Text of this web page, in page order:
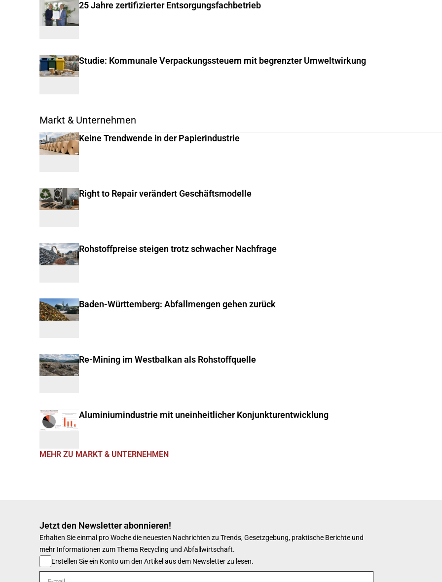
25 Jahre zertifizierter Entsorgungsfachbetrieb
Studie: Kommunale Verpackungssteuern mit begrenzter Umweltwirkung
Markt & Unternehmen
Keine Trendwende in der Papierindustrie
Right to Repair verändert Geschäftsmodelle
Rohstoffpreise steigen trotz schwacher Nachfrage
Baden-Württemberg: Abfallmengen gehen zurück
Re-Mining im Westbalkan als Rohstoffquelle
Aluminiumindustrie mit uneinheitlicher Konjunkturentwicklung
MEHR ZU MARKT & UNTERNEHMEN
Jetzt den Newsletter abonnieren!
Erhalten Sie einmal pro Woche die neuesten Nachrichten zu Trends, Gesetzgebung, praktische Berichte und
mehr Informationen zum Thema Recycling und Abfallwirtschaft.
Erstellen Sie ein Konto um den Artikel aus dem Newsletter zu lesen.
E-mail